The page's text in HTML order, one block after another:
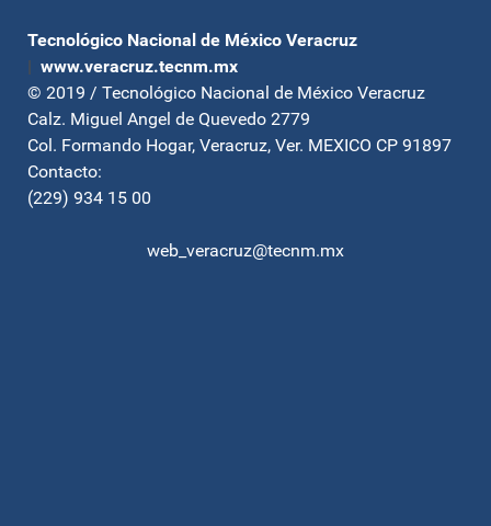
Tecnológico Nacional de México Veracruz
| www.veracruz.tecnm.mx
© 2019 / Tecnológico Nacional de México Veracruz
Calz. Miguel Angel de Quevedo 2779
Col. Formando Hogar, Veracruz, Ver. MEXICO CP 91897
Contacto:
(229) 934 15 00
web_veracruz@tecnm.mx